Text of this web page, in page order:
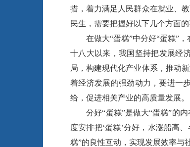
措，着力满足人民群众在就业、
民生，需要把握好以下几个方面的
在做大“蛋糕”中分好“蛋糕”，
十八大以来，我国坚持把发展经
局，构建现代化产业体系，推动
着经济发展的强劲动力，要进一
给，促进相关产业的高质量发展。
分好“蛋糕”是做大“蛋糕”的内
度安排把‘蛋糕’分好，水涨船高
糕”的良性互动，实现发展效率与